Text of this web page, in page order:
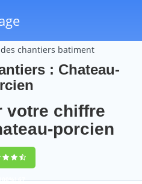
chantiers batiment
: Chateau-
votre chiffre
porcien
67